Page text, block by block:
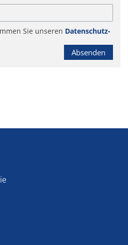
Sie unseren Datenschutz-
Absenden